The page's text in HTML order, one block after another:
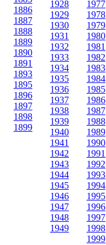
1886
1887
1888
1889
1890
1891
1893
1895
1896
1897
1898
1899
1928
1929
1930
1931
1932
1933
1934
1935
1936
1937
1938
1939
1940
1941
1942
1943
1944
1945
1946
1947
1948
1949
1977
1978
1979
1980
1981
1982
1983
1984
1985
1986
1987
1988
1989
1990
1991
1992
1993
1994
1995
1996
1997
1998
1999